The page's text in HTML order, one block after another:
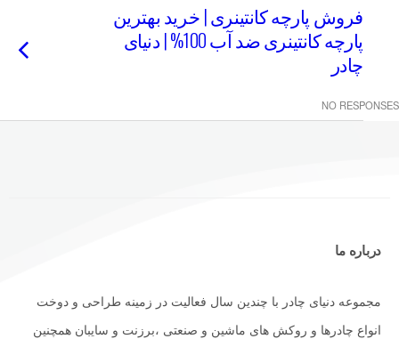
فروش پارچه کانتینری | خرید بهترین
پارچه کانتینری ضد آب 100% | دنیای
چادر
NO RESPONSES
درباره ما
مجموعه دنیای چادر با چندین سال فعالیت در زمینه طراحی و دوخت
انواع چادرها و روکش های ماشین و صنعتی ،برزنت و سایبان همچنین